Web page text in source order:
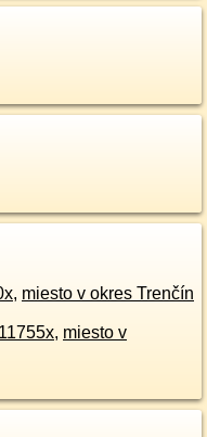
, miesto v okres Trenčín
, miesto v